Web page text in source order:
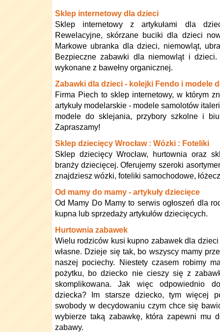
Sklep internetowy dla dzieci
Sklep internetowy z artykułami dla
Rewelacyjne, skórzane buciki dla dzieci
Markowe ubranka dla dzieci, niemowląt,
Bezpieczne zabawki dla niemowląt i
wykonane z bawełny organicznej.
Zabawki dla dzieci - kolejki Fendo i modele
Firma Piech to sklep internetowy, w którym
artykuły modelarskie - modele samolotów
modele do sklejania, przybory szkolne i
Zapraszamy!
Sklep dziecięcy Wrocław : Wózki : Foteliki
Sklep dziecięcy Wrocław, hurtownia oraz
branży dziecięcej. Oferujemy szeroki
znajdziesz wózki, foteliki samochodowe,
Od mamy do mamy - artykuły dziecięce
Od Mamy Do Mamy to serwis ogłoszeń dla
kupna lub sprzedaży artykułów dziecięcych.
Hurtownia zabawek
Wielu rodziców kusi kupno zabawek dla
własne. Dzieje się tak, bo wszyscy mamy
naszej pociechy. Niestety czasem robimy
pożytku, bo dziecko nie cieszy się z
skomplikowana. Jak więc odpowiednio
dziecka? Im starsze dziecko, tym więcej
swobody w decydowaniu czym chce się
wybierze taką zabawkę, która zapewni mu
zabawy.